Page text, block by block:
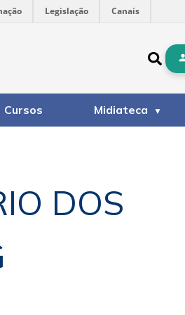
Legislação Canais
Cursos Midiateca
DOS